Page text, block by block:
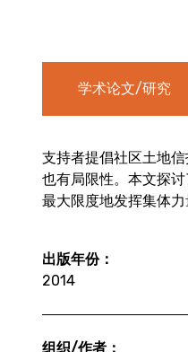
学术论文/研究
支持者提倡社区土地
也有局限性。本文探
最大限度地发挥集体力
出版年份：
2014
组织/作者：